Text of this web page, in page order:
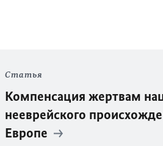
Статья
Компенсация жертвам
нееврейского
Европе